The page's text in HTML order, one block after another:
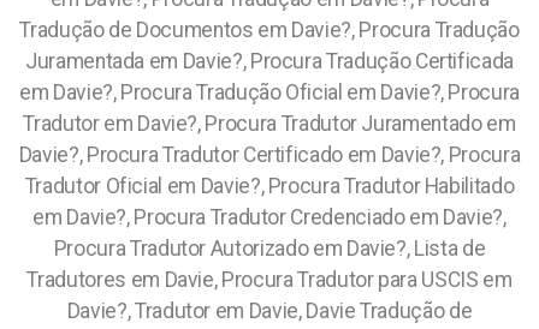
Tradução de Documentos em Davie?, Procura Tradução
Juramentada em Davie?, Procura Tradução Certificada
em Davie?, Procura Tradução Oficial em Davie?, Procura
Tradutor em Davie?, Procura Tradutor Juramentado em
Davie?, Procura Tradutor Certificado em Davie?, Procura
Tradutor Oficial em Davie?, Procura Tradutor Habilitado
em Davie?, Procura Tradutor Credenciado em Davie?,
Procura Tradutor Autorizado em Davie?, Lista de
Tradutores em Davie, Procura Tradutor para USCIS em
Davie?, Tradutor em Davie, Davie Tradução de